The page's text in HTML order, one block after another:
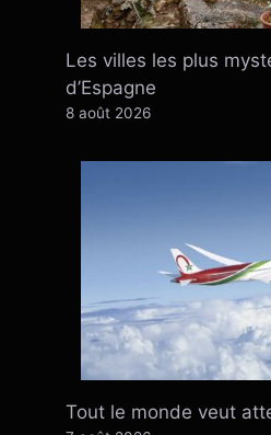
Les villes les plus
d’Espagne
8 août 2026
Tout le monde veut